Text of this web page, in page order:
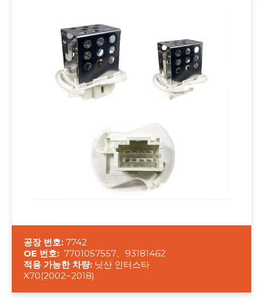
공장 번호: 7742
OE 번호: 7701057557、93181462
적용 가능한 차량: 닛산 인터스타
X70(2002~2018)